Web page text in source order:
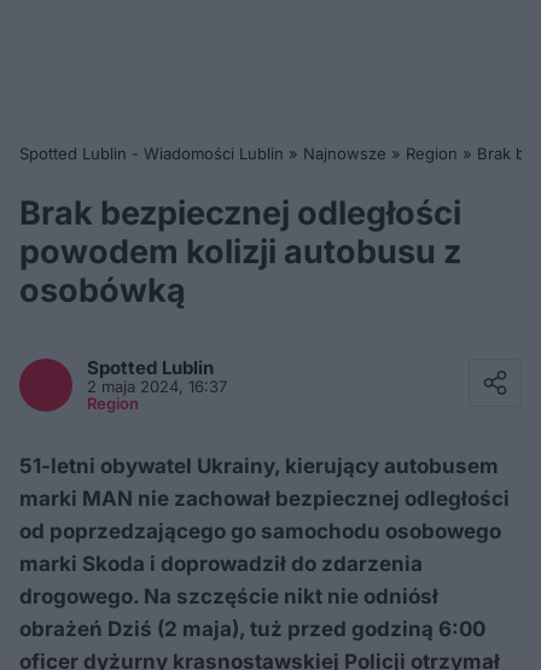
Spotted Lublin - Wiadomości Lublin » Najnowsze » Region » Brak
Brak bezpiecznej odległości
powodem kolizji autobusu z
osobówką
Spotted Lublin
2 maja 2024, 16:37
Region
51-letni obywatel Ukrainy, kierujący autobusem
marki MAN nie zachował bezpiecznej odległości
od poprzedzającego go samochodu osobowego
marki Skoda i doprowadził do zdarzenia
drogowego. Na szczęście nikt nie odniósł
obrażeń Dziś (2 maja), tuż przed godziną 6:00
oficer dyżurny krasnostawskiej Policji otrzymał